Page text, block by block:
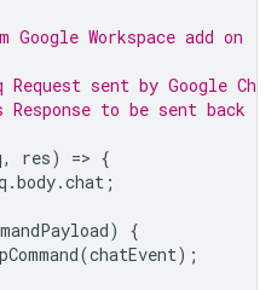
Workspace add on
sent by Google Chat
to be sent back to
, res) => {
.body.chat ;
)
{
(chatEvent);